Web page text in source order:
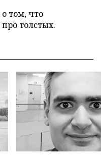
том, что
про толстых.